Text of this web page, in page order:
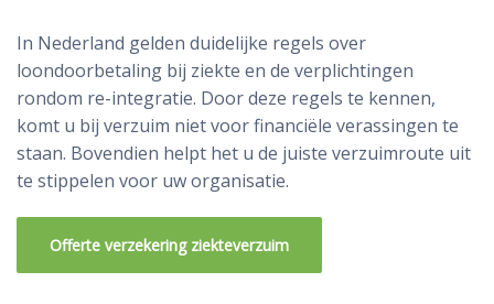
In Nederland gelden duidelijke regels over
loondoorbetaling bij ziekte en de verplichtingen
rondom re-integratie. Door deze regels te kennen,
komt u bij verzuim niet voor financiële verassingen te
staan. Bovendien helpt het u de juiste verzuimroute uit
te stippelen voor uw organisatie.
Offerte verzekering ziekteverzuim